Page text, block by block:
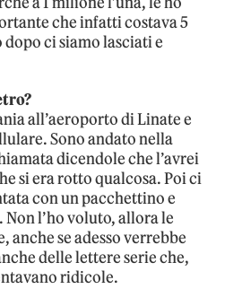
che infatti costava 5
ci siamo lasciati e
all’aeroporto di Linate e
Sono andato nella
dicendole che l’avrei
si era rotto qualcosa. Poi ci
con un pacchettino e
l’ho voluto, allora le
anche se adesso verrebbe
delle lettere serie che,
ridicole.